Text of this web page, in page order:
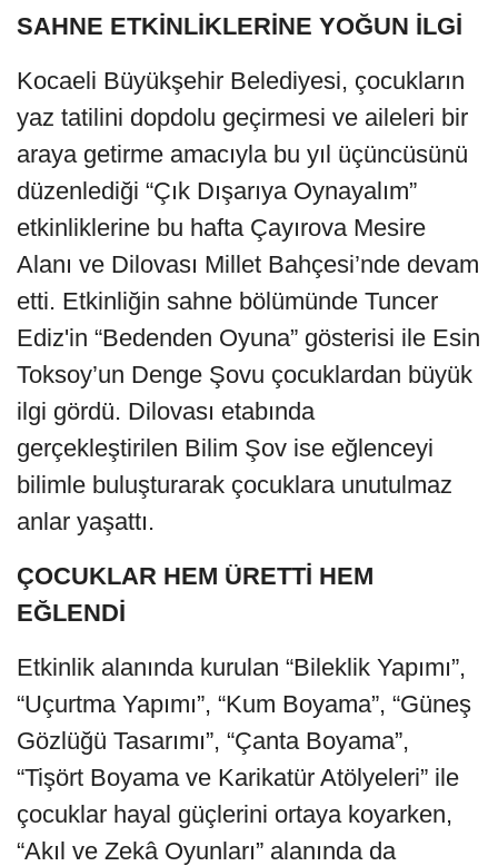
SAHNE ETKİNLİKLERİNE YOĞUN İLGİ
Kocaeli Büyükşehir Belediyesi, çocukların
yaz tatilini dopdolu geçirmesi ve aileleri bir
araya getirme amacıyla bu yıl üçüncüsünü
düzenlediği “Çık Dışarıya Oynayalım”
etkinliklerine bu hafta Çayırova Mesire
Alanı ve Dilovası Millet Bahçesi’nde devam
etti. Etkinliğin sahne bölümünde Tuncer
Ediz'in “Bedenden Oyuna” gösterisi ile Esin
Toksoy’un Denge Şovu çocuklardan büyük
ilgi gördü. Dilovası etabında
gerçekleştirilen Bilim Şov ise eğlenceyi
bilimle buluşturarak çocuklara unutulmaz
anlar yaşattı.
ÇOCUKLAR HEM ÜRETTİ HEM
EĞLENDİ
Etkinlik alanında kurulan “Bileklik Yapımı”,
“Uçurtma Yapımı”, “Kum Boyama”, “Güneş
Gözlüğü Tasarımı”, “Çanta Boyama”,
“Tişört Boyama ve Karikatür Atölyeleri” ile
çocuklar hayal güçlerini ortaya koyarken,
“Akıl ve Zekâ Oyunları” alanında da